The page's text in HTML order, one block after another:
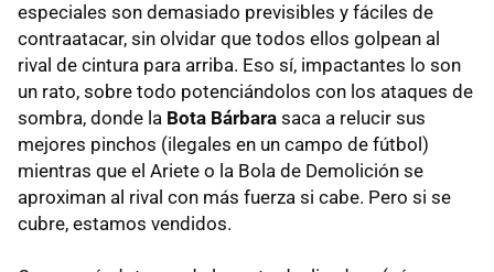
especiales son demasiado previsibles y fáciles de
contraatacar, sin olvidar que todos ellos golpean al
rival de cintura para arriba. Eso sí, impactantes lo son
un rato, sobre todo potenciándolos con los ataques de
sombra, donde la Bota Bárbara saca a relucir sus
mejores pinchos (ilegales en un campo de fútbol)
mientras que el Ariete o la Bola de Demolición se
aproximan al rival con más fuerza si cabe. Pero si se
cubre, estamos vendidos.